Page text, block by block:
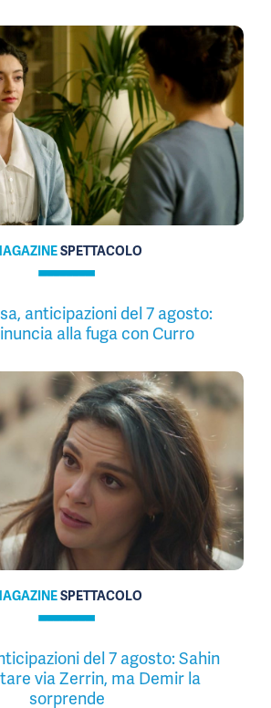
SPETTACOLO
anticipazioni del 7 agosto:
alla fuga con Curro
SPETTACOLO
del 7 agosto: Sahin
via Zerrin, ma Demir la
sorprende